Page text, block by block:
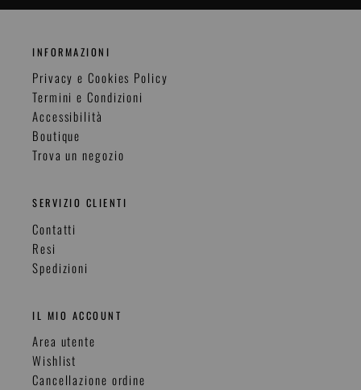
INFORMAZIONI
Privacy e Cookies Policy
Termini e Condizioni
Accessibilità
Boutique
Trova un negozio
SERVIZIO CLIENTI
Contatti
Resi
Spedizioni
IL MIO ACCOUNT
Area utente
Wishlist
Cancellazione ordine